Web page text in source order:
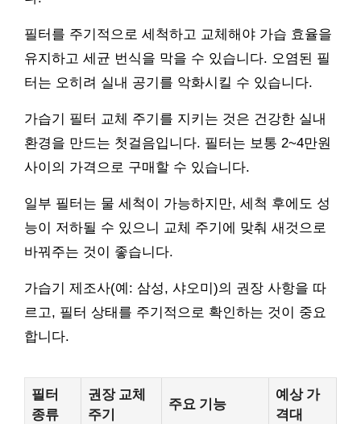
필터를 주기적으로 세척하고 교체해야 가습 효율을
유지하고 세균 번식을 막을 수 있습니다. 오염된 필
터는 오히려 실내 공기를 악화시킬 수 있습니다.
가습기 필터 교체 주기를 지키는 것은 건강한 실내
환경을 만드는 첫걸음입니다. 필터는 보통 2~4만원
사이의 가격으로 구매할 수 있습니다.
일부 필터는 물 세척이 가능하지만, 세척 후에도 성
능이 저하될 수 있으니 교체 주기에 맞춰 새것으로
바꿔주는 것이 좋습니다.
가습기 제조사(예: 삼성, 샤오미)의 권장 사항을 따
르고, 필터 상태를 주기적으로 확인하는 것이 중요
합니다.
필터
종류
권장 교체
주기
주요 기능
예상 가
격대